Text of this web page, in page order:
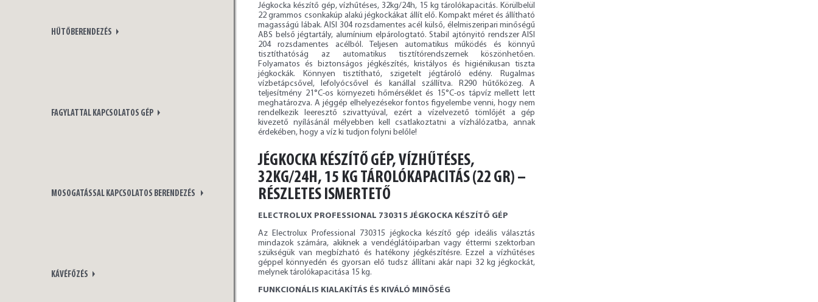
HŰTŐBERENDEZÉS
FAGYLATTAL KAPCSOLATOS GÉP
MOSOGATÁSSAL KAPCSOLATOS BERENDEZÉS
KÁVÉFŐZÉS
Jégkocka készítő gép, vízhűtéses, 32kg/24h, 15 kg tárolókapacitás. Körülbelül
22 grammos csonkakúp alakú jégkockákat állít elő. Kompakt méret és állítható
magasságú lábak. AISI 304 rozsdamentes acél külső, élelmiszeripari minőségű
ABS belső jégtartály, alumínium elpárologtató. Stabil ajtónyitó rendszer AISI
204 rozsdamentes acélból. Teljesen automatikus működés és könnyű
tisztíthatóság az automatikus tisztítórendszernek köszönhetően.
Folyamatos és biztonságos jégkészítés, kristályos és higiénikusan tiszta
jégkockák. Könnyen tisztítható, szigetelt jégtároló edény. Rugalmas
vízbetápcsővel, lefolyócsővel és kanállal szállítva. R290 hűtőközeg. A
teljesítmény 21°C-os környezeti hőmérséklet és 15°C-os tápvíz mellett lett
meghatározva. A jéggép elhelyezésekor fontos figyelembe venni, hogy nem
rendelkezik leeresztő szivattyúval, ezért a vízelvezető tömlőjét a gép
kivezető nyílásánál mélyebben kell csatlakoztatni a vízhálózatba, annak
érdekében, hogy a víz ki tudjon folyni belőle!
JÉGKOCKA KÉSZÍTŐ GÉP, VÍZHŰTÉSES,
32KG/24H, 15 KG TÁROLÓKAPACITÁS (22 GR) –
RÉSZLETES ISMERTETŐ
ELECTROLUX PROFESSIONAL 730315 JÉGKOCKA KÉSZÍTŐ GÉP
Az Electrolux Professional 730315 jégkocka készítő gép ideális választás
mindazok számára, akiknek a vendéglátóiparban vagy éttermi szektorban
szükségük van megbízható és hatékony jégkészítésre. Ezzel a vízhűtéses
géppel könnyedén és gyorsan elő tudsz állítani akár napi 32 kg jégkockát,
melynek tárolókapacitása 15 kg.
FUNKCIONÁLIS KIALAKÍTÁS ÉS KIVÁLÓ MINŐSÉG